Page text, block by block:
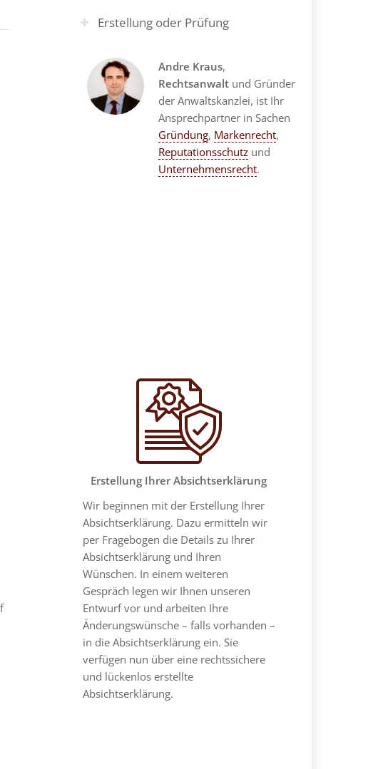
Erstellung oder Prüfung
Andre Kraus,
Rechtsanwalt und Gründer
der Anwaltskanzlei, ist Ihr
Ansprechpartner in Sachen
Gründung, Markenrecht,
Reputationsschutz und
Unternehmensrecht.
Erstellung Ihrer Absichtserklärung
Wir beginnen mit der Erstellung Ihrer
Absichtserklärung. Dazu ermitteln wir
per Fragebogen die Details zu Ihrer
Absichtserklärung und Ihren
Wünschen. In einem weiteren
Gespräch legen wir Ihnen unseren
Entwurf vor und arbeiten Ihre
Änderungswünsche – falls vorhanden –
in die Absichtserklärung ein. Sie
verfügen nun über eine rechtssichere
und lückenlos erstellte
Absichtserklärung.